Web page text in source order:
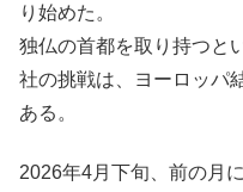
り始めた。
独仏の首都を取り持つと
社の挑戦は、ヨーロッパ
ある。
2026年4月下旬、前の月